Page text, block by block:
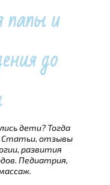
папы и
до
дети? Тогда
Статьи, отзывы
развития
Педиатрия,